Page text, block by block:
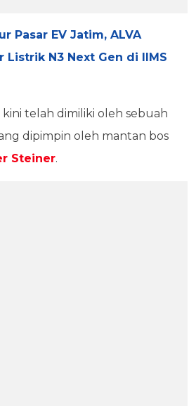
Pasar EV Jatim, ALVA
Listrik N3 Next Gen di IIMS
telah dimiliki oleh sebuah
dipimpin oleh mantan bos
Steiner.